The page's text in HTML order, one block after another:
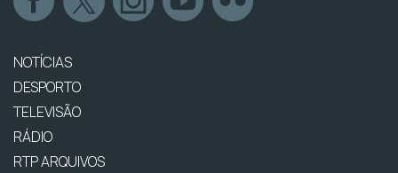
NOTÍCIAS
DESPORTO
TELEVISÃO
RÁDIO
RTP ARQUIVOS